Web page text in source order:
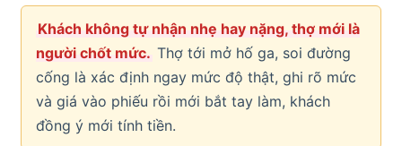
Khách không tự nhận nhẹ hay nặng, thợ mới là
người chốt mức. Thợ tới mở hố ga, soi đường
cống là xác định ngay mức độ thật, ghi rõ mức
và giá vào phiếu rồi mới bắt tay làm, khách
đồng ý mới tính tiền.